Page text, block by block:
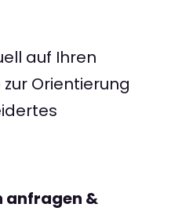
auf Ihren
Orientierung
anfragen &